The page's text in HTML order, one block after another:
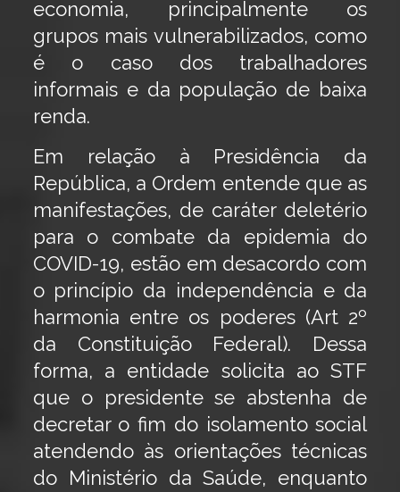
economia, principalmente os
grupos mais vulnerabilizados, como
é o caso dos trabalhadores
informais e da população de baixa
renda.
Em relação à Presidência da
República, a Ordem entende que as
manifestações, de caráter deletério
para o combate da epidemia do
COVID-19, estão em desacordo com
o princípio da independência e da
harmonia entre os poderes (Art 2º
da Constituição Federal). Dessa
forma, a entidade solicita ao STF
que o presidente se abstenha de
decretar o fim do isolamento social
atendendo às orientações técnicas
do Ministério da Saúde, enquanto